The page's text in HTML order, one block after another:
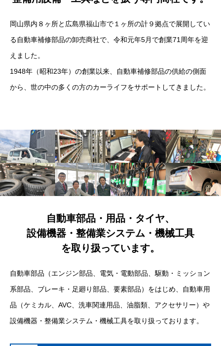
岡山県内８ヶ所と広島県福山市で１ヶ所の計９拠点で展開してい
る自動車補修部品の卸売商社で、令和元年5月で創業71周年を迎
えました。
1948年（昭和23年）の創業以来、自動車補修部品の供給の側面
から、世の中の多くの方のカーライフをサポートしてきました。
自動車部品・用品・タイヤ、
設備機器・整備業システム・機械工具
を取り扱っています。
自動車部品（エンジン部品、電気・電動部品、駆動・ミッション
系部品、ブレーキ・足廻り部品、要素部品）をはじめ、自動車用
品（ケミカル、AVC、洗車関連用品、油脂類、アクセサリー）や
設備機器・整備業システム・機械工具を取り扱っております。